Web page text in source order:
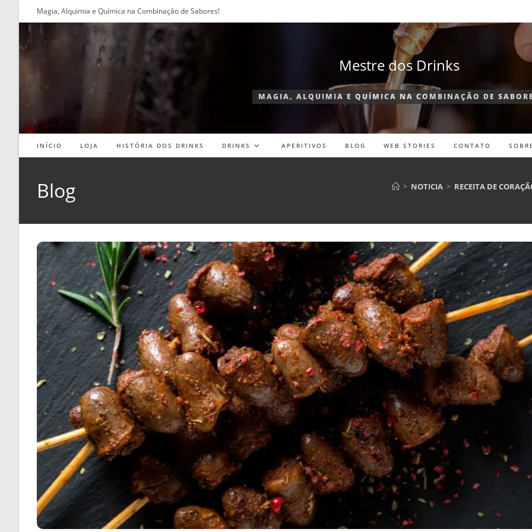
conteúdo
Magia, Alquimia e Química na Combinação de Sabores!
Mestre dos Drinks
MAGIA, ALQUIMIA E QUÍMICA NA COMBINAÇÃO DE
INÍCIO LOJA HISTÓRIA DOS DRINKS DRINKS APERITIVOS BLOG WEB STORIES CONTATO SOBRE
Blog > NOTICIA > RECEITA DE